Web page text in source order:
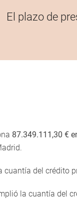
El plazo de
87.349.111,30 €
cuantía del crédito
la cuantía del